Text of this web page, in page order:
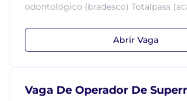
odontológico (bradesco) Totalpass
Abrir Vaga
Vaga De Operador De